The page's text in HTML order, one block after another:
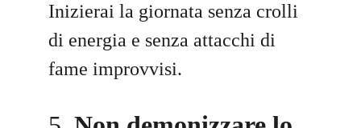
Inizierai la giornata senza crolli
di energia e senza attacchi di
fame improvvisi.